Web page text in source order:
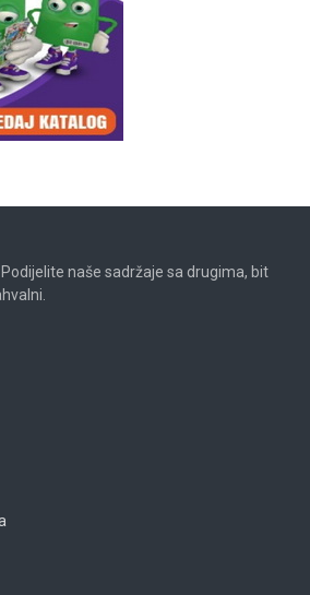
naše sadržaje sa drugima, bit